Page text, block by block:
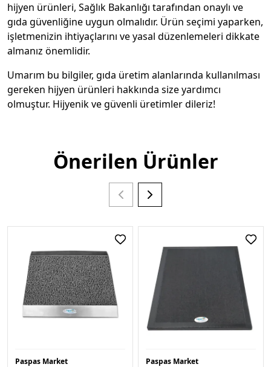
hijyen ürünleri, Sağlık Bakanlığı tarafından onaylı ve
gıda güvenliğine uygun olmalıdır. Ürün seçimi yaparken,
işletmenizin ihtiyaçlarını ve yasal düzenlemeleri dikkate
almanız önemlidir.
Umarım bu bilgiler, gıda üretim alanlarında kullanılması
gereken hijyen ürünleri hakkında size yardımcı
olmuştur. Hijyenik ve güvenli üretimler dileriz!
Önerilen Ürünler
Paspas Market Paspas Market